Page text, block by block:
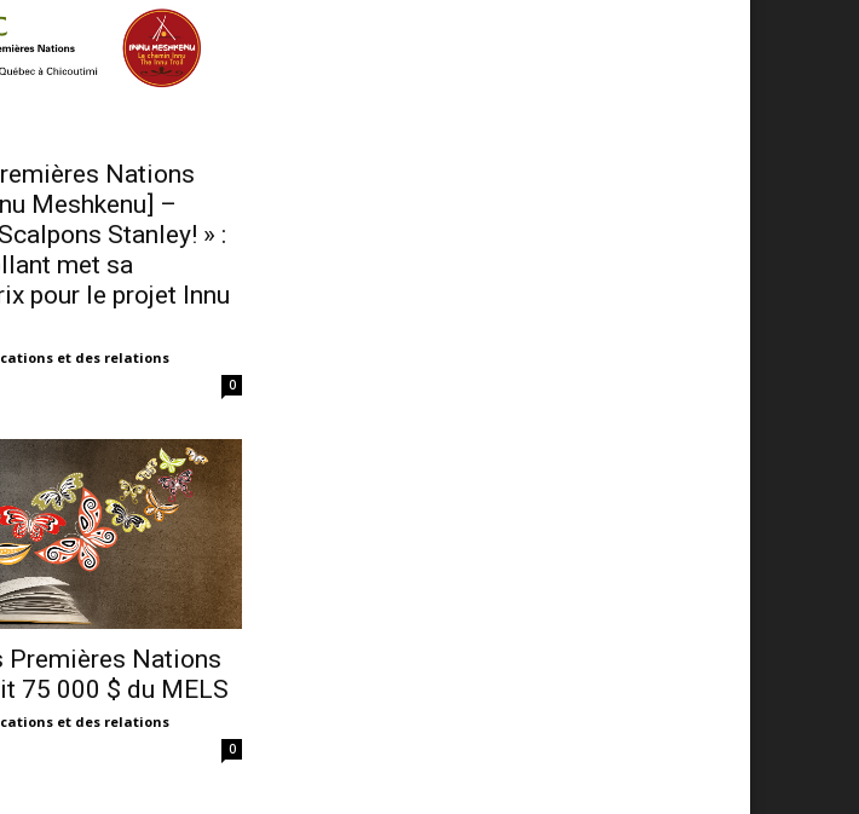
Nations
Meshkenu] –
Stanley! » :
met sa
pour le projet Innu
et des relations
0
Premières Nations
75 000 $ du MELS
et des relations
0